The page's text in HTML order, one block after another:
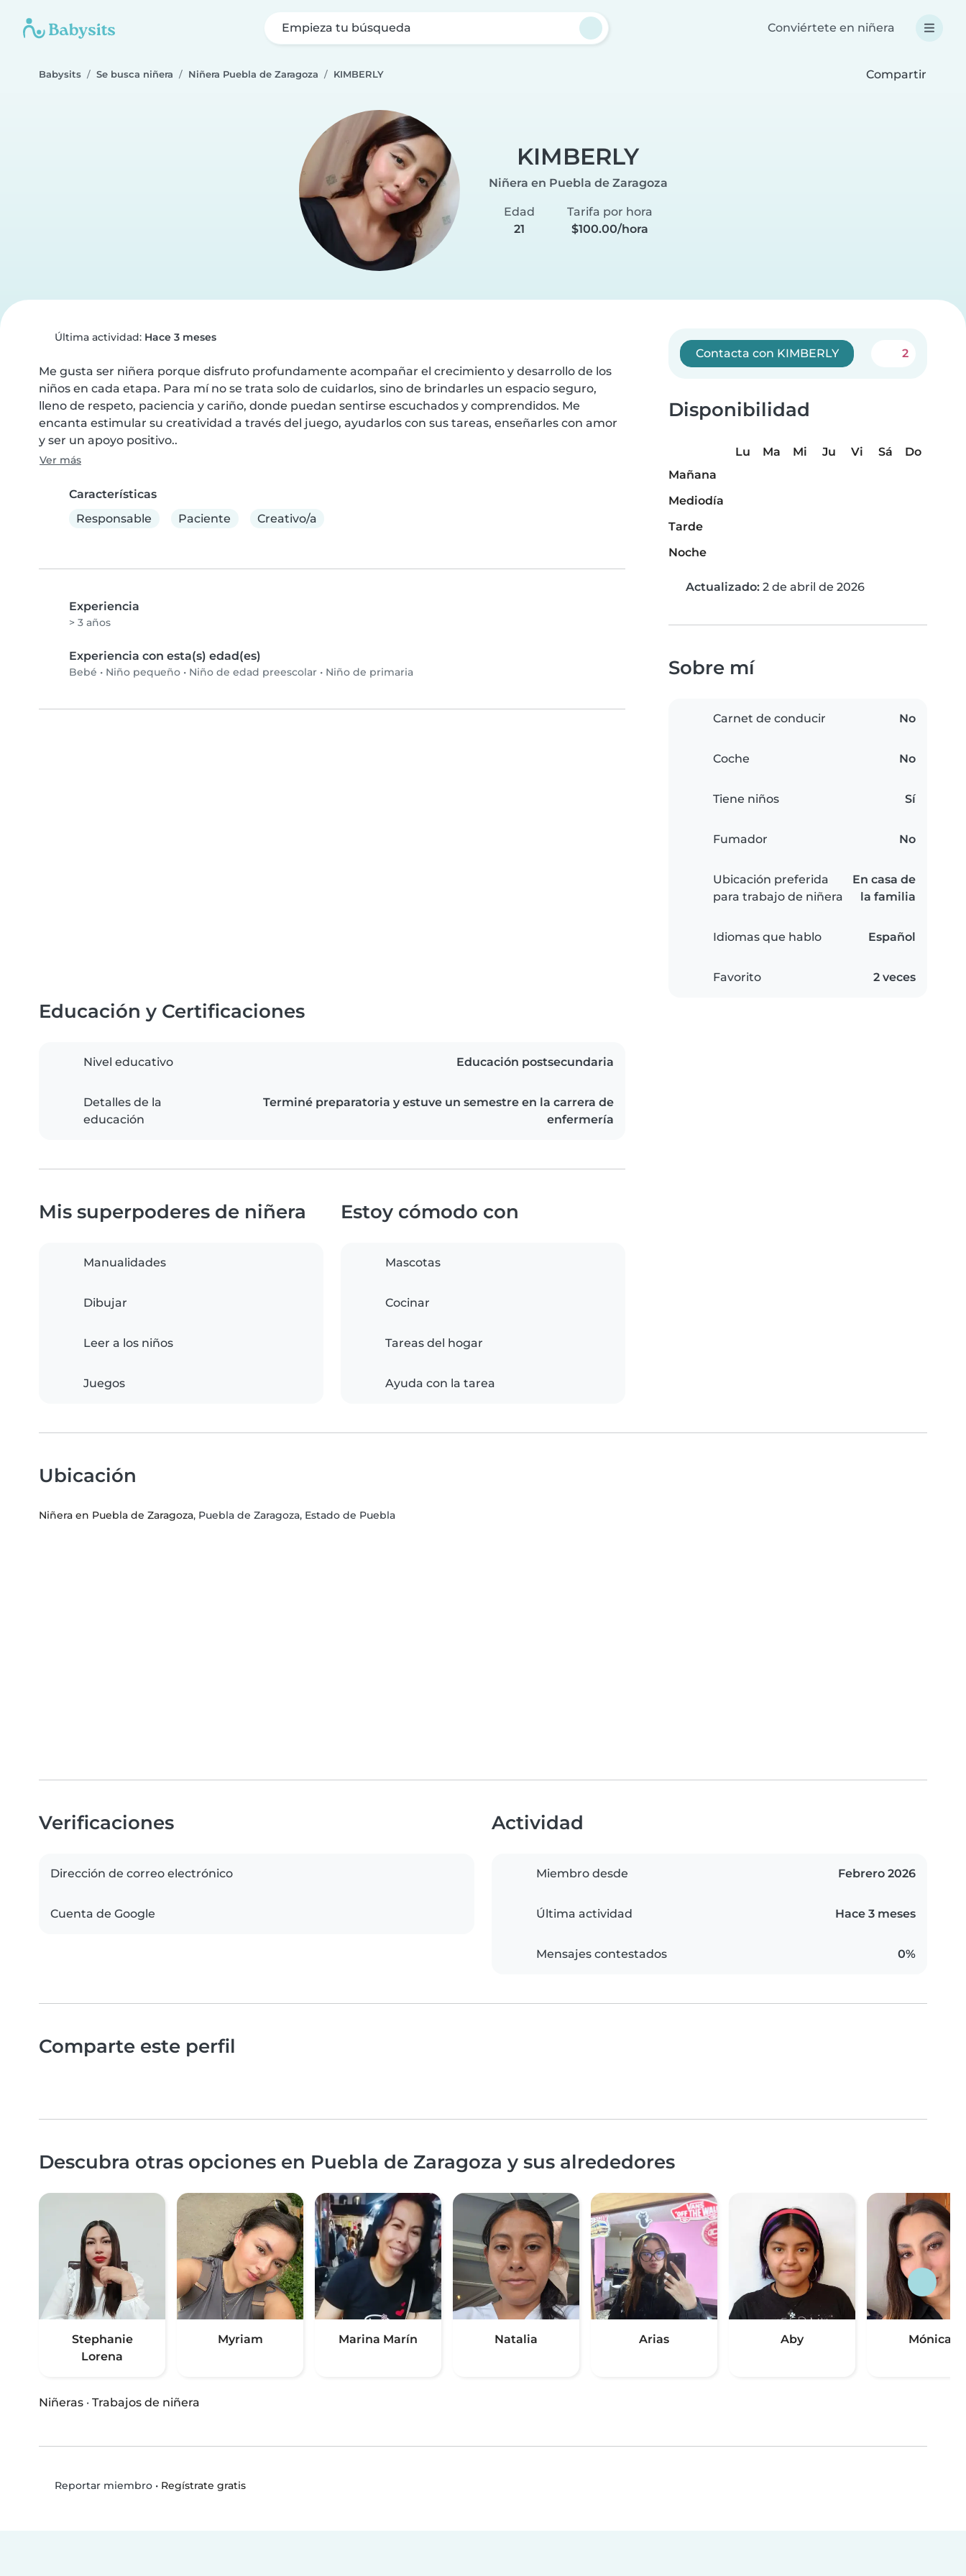
Empieza tu búsqueda Conviértete en niñera
Babysits Se busca niñera Niñera Puebla de Zaragoza KIMBERLY Compartir
KIMBERLY
Niñera en Puebla de Zaragoza
Edad
21
Tarifa por hora
$100.00/hora
Última actividad: Hace 3 meses
Me gusta ser niñera porque disfruto profundamente acompañar el crecimiento y desarrollo de los
niños en cada etapa. Para mí no se trata solo de cuidarlos, sino de brindarles un espacio seguro,
lleno de respeto, paciencia y cariño, donde puedan sentirse escuchados y comprendidos. Me
encanta estimular su creatividad a través del juego, ayudarlos con sus tareas, enseñarles con amor
y ser un apoyo positivo..
Ver más
Características
Responsable
Paciente Creativo/a
Experiencia
> 3 años
Experiencia con esta(s) edad(es)
Bebé • Niño pequeño • Niño de edad preescolar • Niño de primaria
Contacta con KIMBERLY 2
Disponibilidad
Lu Ma Mi Ju Vi Sá
Do
Mañana
Mediodía
Tarde
Noche
Actualizado: 2 de abril de 2026
Sobre mí
Carnet de conducir No
Coche No
Tiene niños Sí
Fumador No
Ubicación preferida
para trabajo de niñera
En casa de
la familia
Idiomas que hablo Español
Favorito 2 veces
Educación y Certificaciones
Nivel educativo Educación postsecundaria
Detalles de la
educación
Terminé preparatoria y estuve un semestre en la carrera de
enfermería
Mis superpoderes de niñera
Manualidades
Dibujar
Leer a los niños
Juegos
Estoy cómodo con
Mascotas
Cocinar
Tareas del hogar
Ayuda con la tarea
Ubicación
Niñera en Puebla de Zaragoza, Puebla de Zaragoza, Estado de Puebla
Verificaciones
Dirección de correo electrónico
Cuenta de Google
Actividad
Miembro desde Febrero 2026
Última actividad Hace 3 meses
Mensajes contestados 0%
Comparte este perfil
Descubra otras opciones en Puebla de Zaragoza y sus alrededores
Stephanie
Lorena
Myriam Marina Marín Natalia Arias Aby Mónica
Niñeras · Trabajos de niñera
Reportar miembro• Regístrate gratis